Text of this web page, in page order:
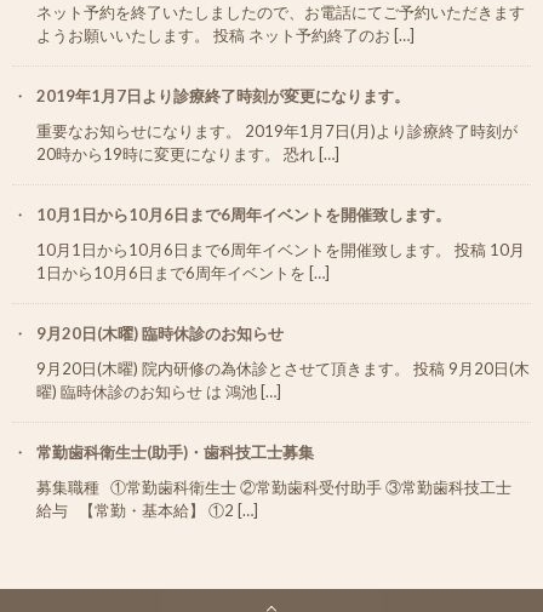
ネット予約を終了いたしましたので、お電話にてご予約いただきます
ようお願いいたします。 投稿 ネット予約終了のお […]
2019年1月7日より診療終了時刻が変更になります。
重要なお知らせになります。 2019年1月7日(月)より診療終了時刻が
20時から19時に変更になります。 恐れ […]
10月1日から10月6日まで6周年イベントを開催致します。
10月1日から10月6日まで6周年イベントを開催致します。 投稿 10月
1日から10月6日まで6周年イベントを […]
9月20日(木曜) 臨時休診のお知らせ
9月20日(木曜) 院内研修の為休診とさせて頂きます。 投稿 9月20日(木
曜) 臨時休診のお知らせ は 鴻池 […]
常勤歯科衛生士(助手)・歯科技工士募集
募集職種 ①常勤歯科衛生士 ②常勤歯科受付助手 ③常勤歯科技工士
給与 【常勤・基本給】 ①2 […]